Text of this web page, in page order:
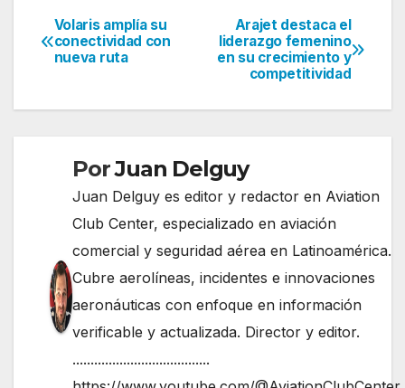
Navegación
de
entradas
Arajet destaca el
liderazgo femenino
en su crecimiento y
competitividad
Volaris amplía su
conectividad con
nueva ruta
PorJuan Delguy
Juan Delguy es editor y redactor en Aviation
Club Center, especializado en aviación
comercial y seguridad aérea en Latinoamérica.
Cubre aerolíneas, incidentes e innovaciones
aeronáuticas con enfoque en información
verificable y actualizada. Director y editor.
......................................